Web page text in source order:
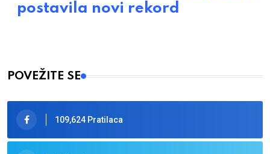
postavila novi rekord
POVEŽITE SE
109,624 Pratilaca